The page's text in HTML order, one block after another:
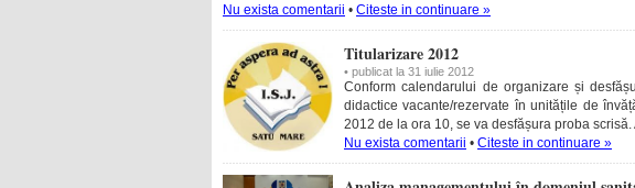
Nu exista comentarii • Citeste in continuare »
Titularizare 2012
• publicat la 31 iulie 2012
Conform calendarului de organizare și
didactice vacante/rezervate în unitățile de
2012 de la ora 10, se va desfășura proba
Nu exista comentarii • Citeste in continuare »